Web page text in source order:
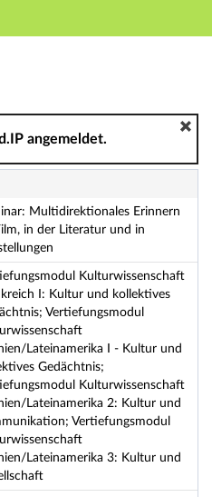
Erinnern im Film, in der
angemeldet.
Multidirektionales Erinnern
in der Literatur und in
Kulturwissenschaft
I: Kultur und kollektives
Vertiefungsmodul
Lateinamerika I - Kultur und
Gedächtnis;
Kulturwissenschaft
Lateinamerika 2: Kultur und
Vertiefungsmodul
Lateinamerika 3: Kultur und